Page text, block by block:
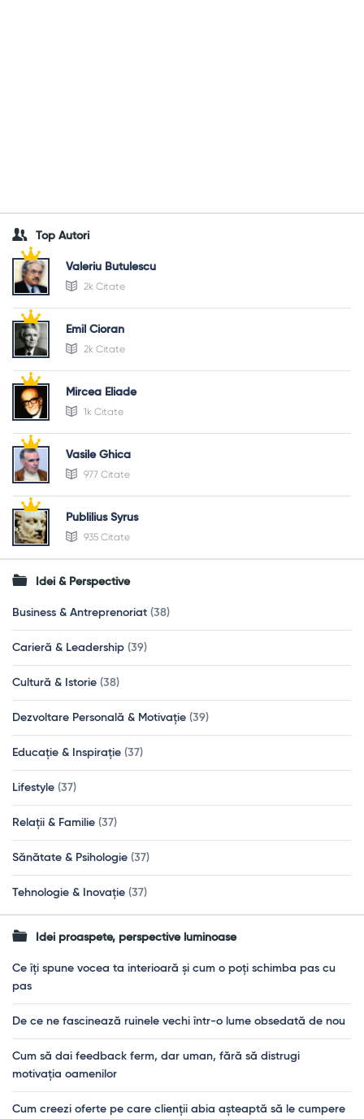
Top Autori
Valeriu Butulescu
2k Citate
Emil Cioran
2k Citate
Mircea Eliade
1k Citate
Vasile Ghica
977 Citate
Publilius Syrus
935 Citate
Idei & Perspective
Business & Antreprenoriat (38)
Carieră & Leadership (39)
Cultură & Istorie (38)
Dezvoltare Personală & Motivație (39)
Educație & Inspirație (37)
Lifestyle (37)
Relații & Familie (37)
Sănătate & Psihologie (37)
Tehnologie & Inovație (37)
Idei proaspete, perspective luminoase
Ce îți spune vocea ta interioară și cum o poți schimba pas cu
pas
De ce ne fascinează ruinele vechi într-o lume obsedată de nou
Cum să dai feedback ferm, dar uman, fără să distrugi
motivația oamenilor
Cum creezi oferte pe care clienții abia așteaptă să le cumpere